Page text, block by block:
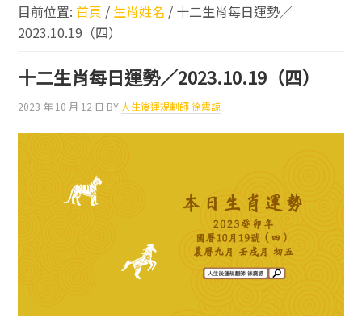
師
徐
震
諒
目前位置:首頁 / 生肖姓名 / 十二生肖每日運勢／
2023.10.19（四）
十二生肖每日運勢／2023.10.19（四）
2023 年 10 月 12 日 BY 人生後運規劃師 徐震諒